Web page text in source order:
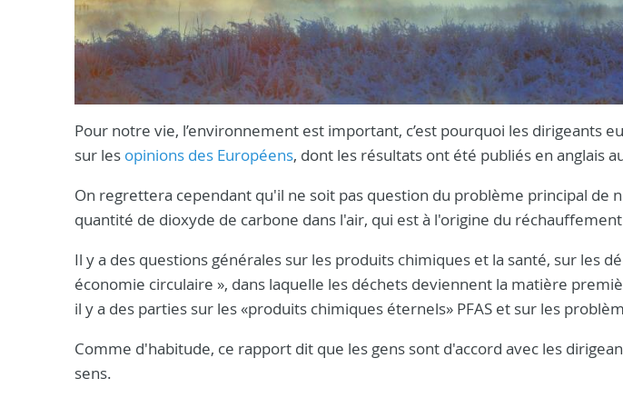
Pour notre vie, l’environnement est important, c’est pourquoi les dirigeants
sur les opinions des Européens, dont les résultats ont été publiés en anglais
On regrettera cependant qu'il ne soit pas question du problème principal de
quantité de dioxyde de carbone dans l'air, qui est à l'origine du
Il y a des questions générales sur les produits chimiques et la santé, sur les
économie circulaire », dans laquelle les déchets deviennent la matière
il y a des parties sur les «produits chimiques éternels» PFAS et sur les
Comme d'habitude, ce rapport dit que les gens sont d'accord avec les
sens.